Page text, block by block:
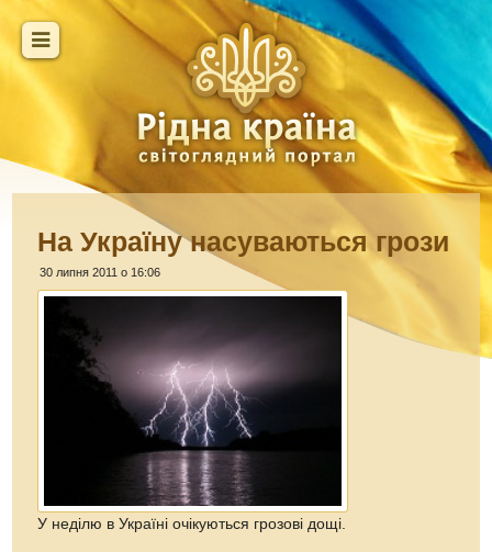
На Україну насуваються грози
30 липня 2011 о 16:06
У неділю в Україні очікуються грозові дощі.